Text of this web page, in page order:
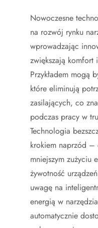
Nowoczesne
na rozwój rynku
wprowadzając
zwiększają komfort
Przykładem mogą
które eliminują
zasilających, co
podczas pracy w
Technologia
krokiem naprzód –
mniejszym zużyciu
żywotność
uwagę na
energią w
automatycznie